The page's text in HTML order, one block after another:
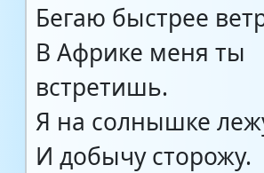
Бегаю быстрее
В Африке меня ты
встретишь.
Я на солнышке
И добычу сторожу.